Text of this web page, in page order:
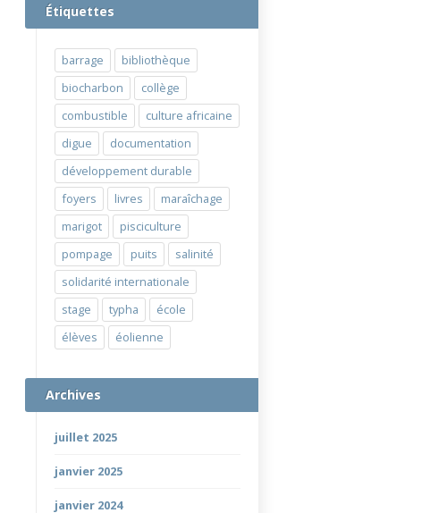
Étiquettes
barrage
bibliothèque
biocharbon
collège
combustible
culture africaine
digue
documentation
développement durable
foyers
livres
maraîchage
marigot
pisciculture
pompage
puits
salinité
solidarité internationale
stage
typha
école
élèves
éolienne
Archives
juillet 2025
janvier 2025
janvier 2024